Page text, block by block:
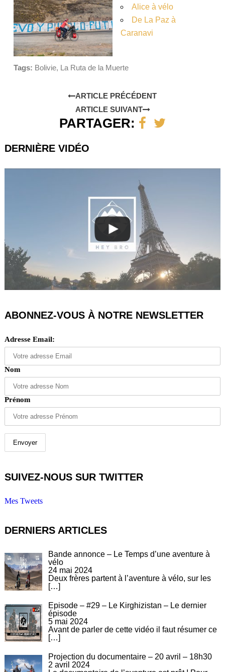
Alice à vélo
De La Paz à
Caranavi
Tags: Bolivie, La Ruta de la Muerte
ARTICLE PRÉCÉDENT
ARTICLE SUIVANT
PARTAGER:
DERNIÈRE VIDÉO
ABONNEZ-VOUS À NOTRE NEWSLETTER
Adresse Email:
Nom
Prénom
SUIVEZ-NOUS SUR TWITTER
Mes Tweets
DERNIERS ARTICLES
Bande annonce – Le Temps d’une aventure à
vélo
24 mai 2024
Deux frères partent à l’aventure à vélo, sur les
[…]
Episode – #29 – Le Kirghizistan – Le dernier
épisode
5 mai 2024
Avant de parler de cette vidéo il faut résumer ce
[…]
Projection du documentaire – 20 avril – 18h30
2 avril 2024